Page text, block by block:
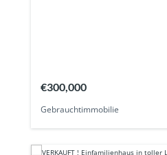
€300,000
Gebrauchtimmobilie